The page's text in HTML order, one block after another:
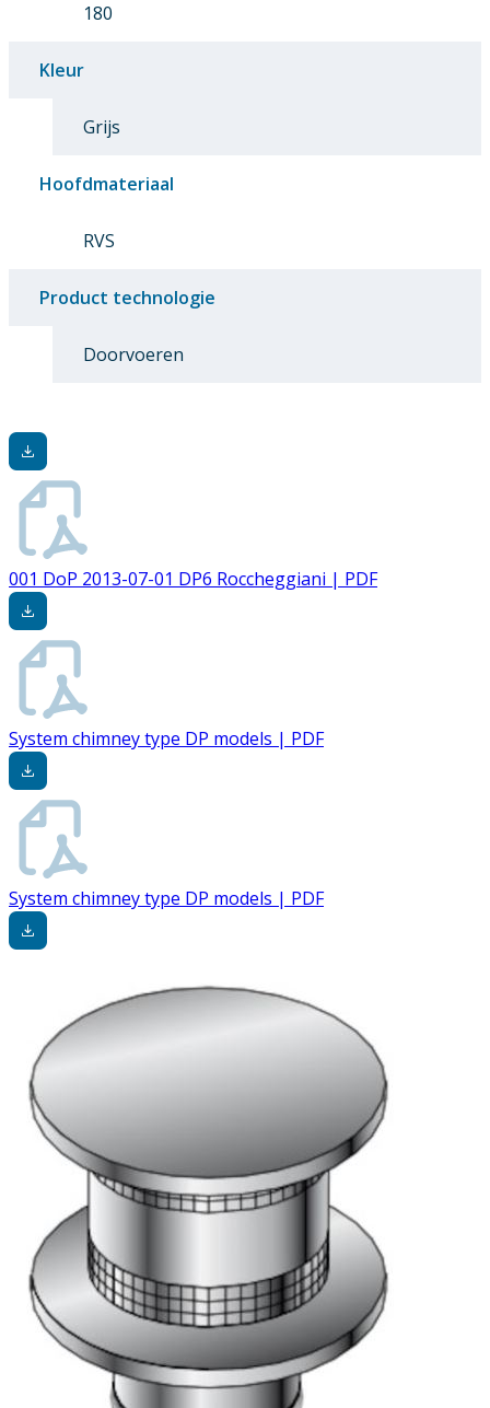
180
Kleur
Grijs
Hoofdmateriaal
RVS
Product technologie
Doorvoeren
001 DoP 2013-07-01 DP6 Roccheggiani | PDF
System chimney type DP models | PDF
System chimney type DP models | PDF